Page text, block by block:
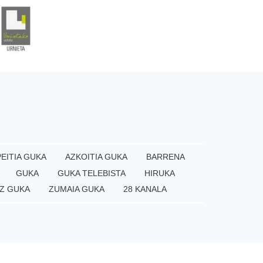
GUKA AZKOITIA GUKA
BARRENA
GUKA GUKA TELEBISTA
HIRUKA
GUKA ZUMAIA GUKA 28 KANALA